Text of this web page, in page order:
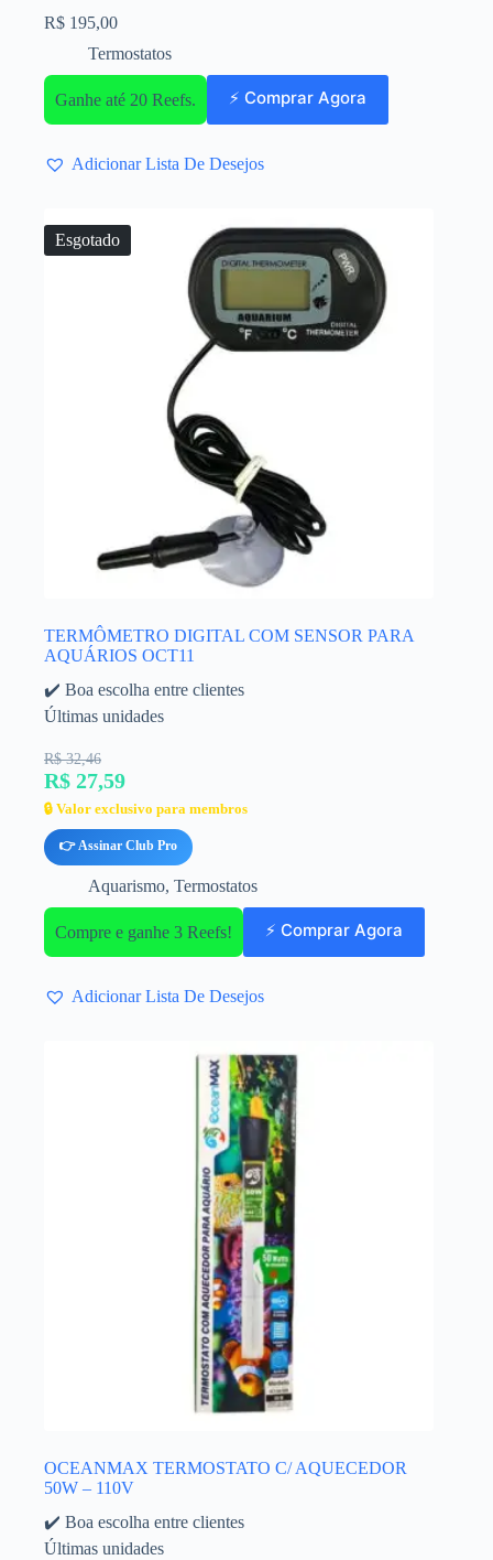
R$ 195,00
Termostatos
Ganhe até 20 Reefs. ⚡ Comprar Agora
Adicionar Lista De Desejos
Esgotado
TERMÔMETRO DIGITAL COM SENSOR PARA
AQUÁRIOS OCT11
✔️ Boa escolha entre clientes
Últimas unidades
R$ 32,46
R$ 27,59
🔒 Valor exclusivo para membros
👉 Assinar Club Pro
Aquarismo, Termostatos
Compre e ganhe 3 Reefs! ⚡ Comprar Agora
Adicionar Lista De Desejos
OCEANMAX TERMOSTATO C/ AQUECEDOR
50W – 110V
✔️ Boa escolha entre clientes
Últimas unidades